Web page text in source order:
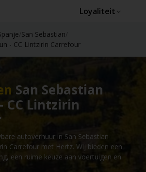
Loyaliteit
San Sebastian
- CC Lintzirin Carrefour
San Sebastian
CC Lintzirin
autoverhuur in San Sebastian
Carrefour met Hertz. Wij bieden een
een ruime keuze aan voertuigen en